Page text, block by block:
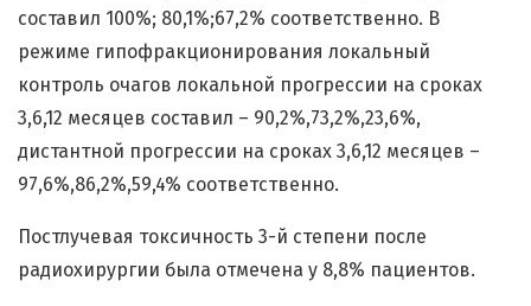
составил 100%; 80,1%;67,2% соответственно. В
режиме гипофракционирования локальный
контроль очагов локальной прогрессии на сроках
3,6,12 месяцев составил – 90,2%,73,2%,23,6%,
дистантной прогрессии на сроках 3,6,12 месяцев –
97,6%,86,2%,59,4% соответственно.
Постлучевая токсичность 3-й степени после
радиохирургии была отмечена у 8,8% пациентов.